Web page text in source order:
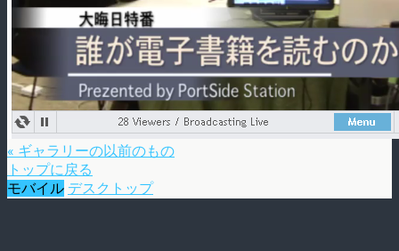
« ギャラリーの以前のもの
トップに戻る
モバイル デスクトップ